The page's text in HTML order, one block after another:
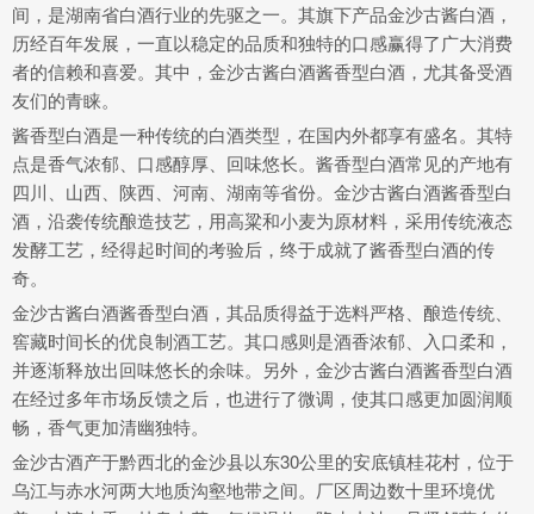
间，是湖南省白酒行业的先驱之一。其旗下产品金沙古酱白酒，
历经百年发展，一直以稳定的品质和独特的口感赢得了广大消费
者的信赖和喜爱。其中，金沙古酱白酒酱香型白酒，尤其备受酒
友们的青睐。
酱香型白酒是一种传统的白酒类型，在国内外都享有盛名。其特
点是香气浓郁、口感醇厚、回味悠长。酱香型白酒常见的产地有
四川、山西、陕西、河南、湖南等省份。金沙古酱白酒酱香型白
酒，沿袭传统酿造技艺，用高粱和小麦为原材料，采用传统液态
发酵工艺，经得起时间的考验后，终于成就了酱香型白酒的传
奇。
金沙古酱白酒酱香型白酒，其品质得益于选料严格、酿造传统、
窖藏时间长的优良制酒工艺。其口感则是酒香浓郁、入口柔和，
并逐渐释放出回味悠长的余味。另外，金沙古酱白酒酱香型白酒
在经过多年市场反馈之后，也进行了微调，使其口感更加圆润顺
畅，香气更加清幽独特。
金沙古酒产于黔西北的金沙县以东30公里的安底镇桂花村，位于
乌江与赤水河两大地质沟壑地带之间。厂区周边数十里环境优